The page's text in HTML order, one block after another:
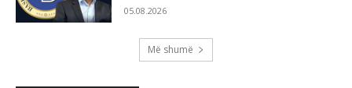
05.08.2026
Më shumë